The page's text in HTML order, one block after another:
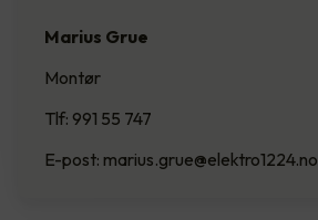
Marius Grue
Montør
Tlf: 991 55 747
E-post: marius.grue@elektro1224.no